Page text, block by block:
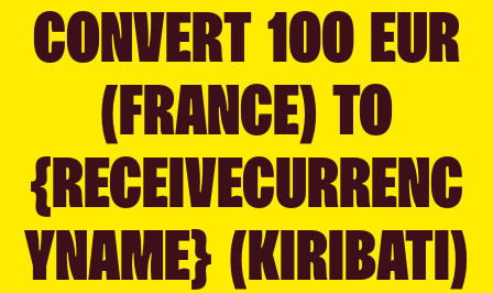
CONVERT 100 EUR
(FRANCE) TO
{RECEIVECURRENC
YNAME} (KIRIBATI)